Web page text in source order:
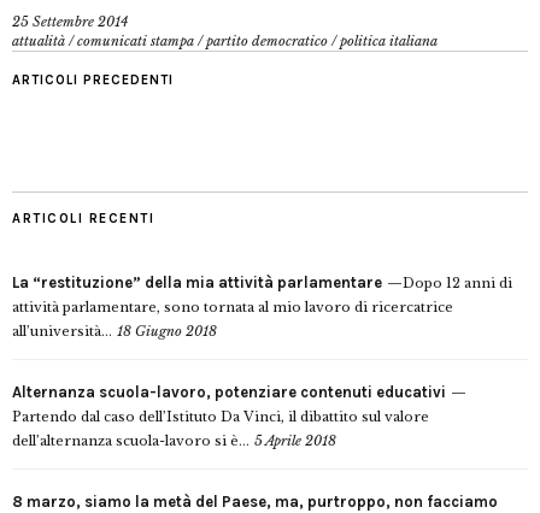
25 Settembre 2014
attualità /comunicati stampa /partito democratico /politica italiana
ARTICOLI PRECEDENTI
ARTICOLI RECENTI
La “restituzione” della mia attività parlamentare
Dopo 12 anni di
attività parlamentare, sono tornata al mio lavoro di ricercatrice
all’università... 18 Giugno 2018
Alternanza scuola-lavoro, potenziare contenuti educativi
Partendo dal caso dell’Istituto Da Vinci, il dibattito sul valore
dell’alternanza scuola-lavoro si è... 5 Aprile 2018
8 marzo, siamo la metà del Paese, ma, purtroppo, non facciamo